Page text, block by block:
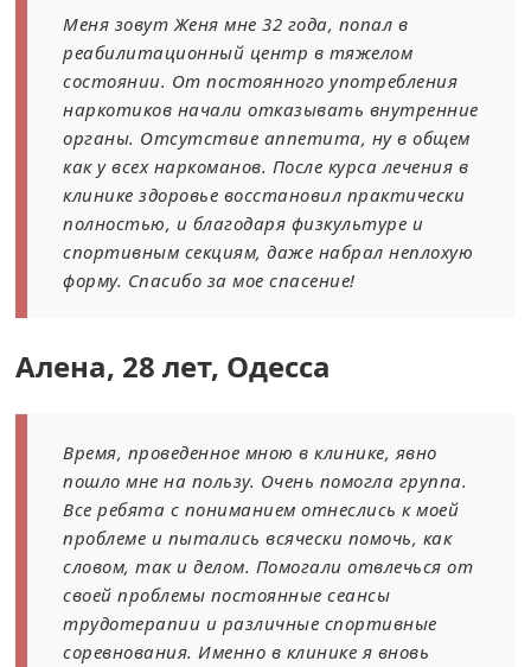
Меня зовут Женя мне 32 года, попал в
реабилитационный центр в тяжелом
состоянии. От постоянного употребления
наркотиков начали отказывать внутренние
органы. Отсутствие аппетита, ну в общем
как у всех наркоманов. После курса лечения в
клинике здоровье восстановил практически
полностью, и благодаря физкультуре и
спортивным секциям, даже набрал неплохую
форму. Спасибо за мое спасение!
Алена, 28 лет, Одесса
Время, проведенное мною в клинике, явно
пошло мне на пользу. Очень помогла группа.
Все ребята с пониманием отнеслись к моей
проблеме и пытались всячески помочь, как
словом, так и делом. Помогали отвлечься от
своей проблемы постоянные сеансы
трудотерапии и различные спортивные
соревнования. Именно в клинике я вновь